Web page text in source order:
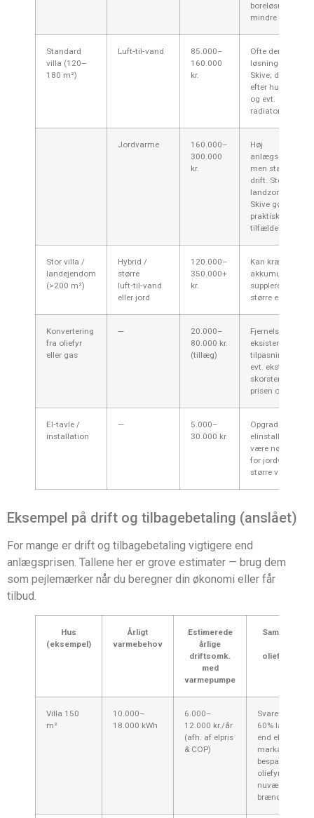
boreløsning
mindre
Standard
villa (120–
180 m²)
Luft‑til‑vand
85.000–
160.000
kr.
Ofte den mest
løsning for
Skive;
efter husets
og evt.
Jordvarme
160.000–
300.000
kr.
Høj
men stabil og
drift. Stort
landzoner
Skive gør
praktisk i mange
tilfælde.
Stor villa /
landejendom
(>200 m²)
Hybrid /
større
luft‑til‑vand
eller jord
120.000–
350.000+
kr.
Kan kræve
supplerende
større
Konvertering
fra oliefyr
eller gas
—
20.000–
80.000 kr.
(tillæg)
Fjernelse af
eksisterende
tilpasning af rør
evt. ekstra
skorsten/aftræk
prisen op.
El‑tavle /
installation
—
5.000–
30.000 kr.
Opgradering af
elinstallation
være
for jordvarme og
større
Eksempel på drift og tilbagebetaling (anslået)
For mange er drift og tilbagebetaling vigtigere end
anlægsprisen. Tallene her er grove estimater — brug dem
som pejlemærker når du beregner din økonomi eller får
tilbud.
Hus
(eksempel)
Årligt
varmebehov
Estimerede
årlige
driftsomk.
med
varmepumpe
oliefyr/
Villa 150
m²
10.000–
18.000 kWh
6.000–
12.000 kr./år
(afh. af elpris
& COP)
Svarer ofte til
60% lavere
end elvarme;
markant
besparelse ift.
oliefyr ved
nuværende